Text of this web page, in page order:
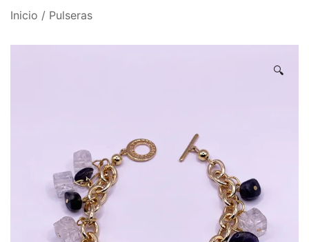
Inicio / Pulseras
🔍